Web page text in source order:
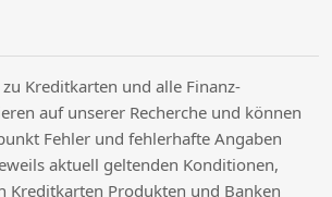
Kreditkarten und alle Finanz-
auf unserer Recherche und können
Fehler und fehlerhafte Angaben
aktuell geltenden Konditionen,
Kreditkarten Produkten und Banken